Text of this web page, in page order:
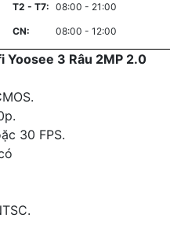
T2 - T7: 08:00 - 21:00
CN: 08:00 - 12:00
Yoosee 3 Râu 2MP 2.0
30 FPS.